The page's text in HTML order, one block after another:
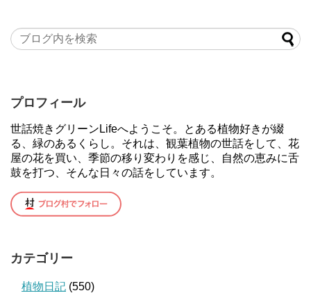
プロフィール
世話焼きグリーンLifeへようこそ。とある植物好きが綴
る、緑のあるくらし。それは、観葉植物の世話をして、花
屋の花を買い、季節の移り変わりを感じ、自然の恵みに舌
鼓を打つ、そんな日々の話をしています。
カテゴリー
植物日記 (550)